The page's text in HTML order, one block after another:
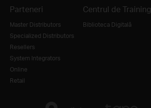
Parteneri
Master Distributors
Specialized Distributors
Resellers
System Integrators
Online
Retail
Centrul de Training
Biblioteca Digitală